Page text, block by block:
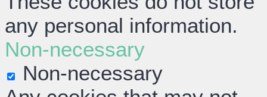
any personal information.
Non-necessary
Non-necessary